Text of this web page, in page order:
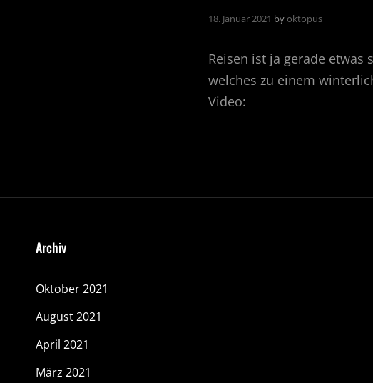
18. Januar 2021 byoktopus
Reisen ist ja gerade etwas
welches zu einem
Video:
Archiv
Oktober 2021
August 2021
April 2021
März 2021